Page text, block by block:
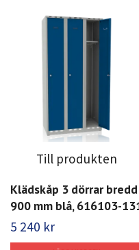
Till produkten
Klädskåp 3 dörrar bredd
900 mm blå, 616103-
5 240 kr